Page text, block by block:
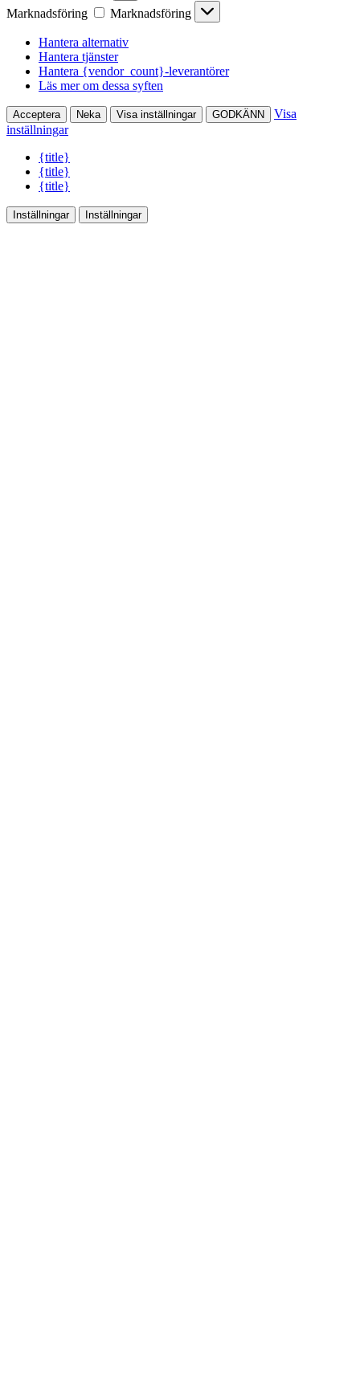
Marknadsföring
Marknadsföring
Hantera alternativ
Hantera tjänster
Hantera {vendor_count}-leverantörer
Läs mer om dessa syften
Acceptera Neka Visa inställningar GODKÄNN
Visa
inställningar
{title}
{title}
{title}
Inställningar Inställningar